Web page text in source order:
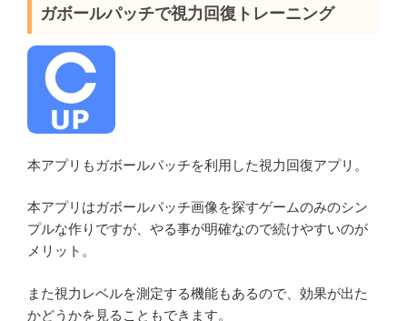
ガボールパッチで視力回復トレーニング
本アプリもガボールパッチを利用した視力回復アプリ。
本アプリはガボールパッチ画像を探すゲームのみのシン
プルな作りですが、やる事が明確なので続けやすいのが
メリット。
また視力レベルを測定する機能もあるので、効果が出た
かどうかを見ることもできます。